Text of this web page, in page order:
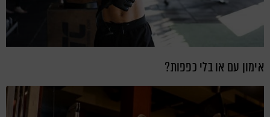
אימון עם או בלי כפפות?